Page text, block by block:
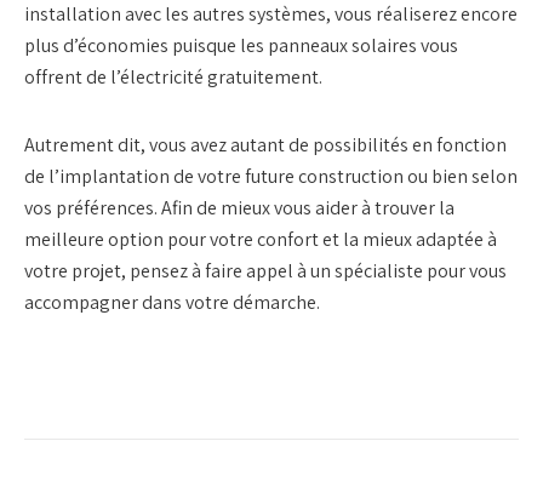
installation avec les autres systèmes, vous réaliserez encore
plus d’économies puisque les panneaux solaires vous
offrent de l’électricité gratuitement.
Autrement dit, vous avez autant de possibilités en fonction
de l’implantation de votre future construction ou bien selon
vos préférences. Afin de mieux vous aider à trouver la
meilleure option pour votre confort et la mieux adaptée à
votre projet, pensez à faire appel à un spécialiste pour vous
accompagner dans votre démarche.